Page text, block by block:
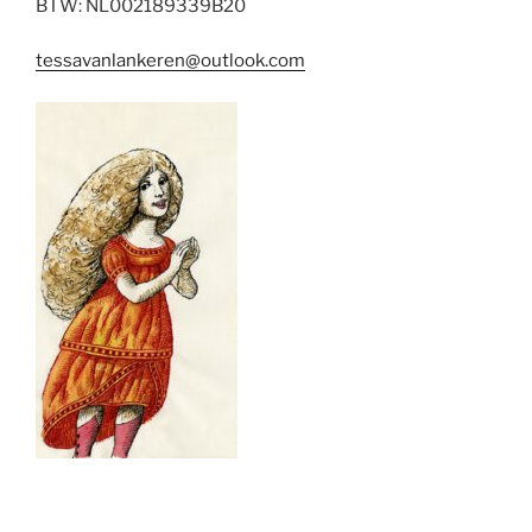
BTW: NL002189339B20
tessavanlankeren@outlook.com